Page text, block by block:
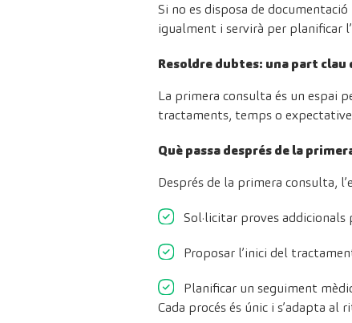
Si no es disposa de
igualment i servirà per planificar
Resoldre dubtes: una part
La primera consulta és un espai
tractaments, temps o
Què passa després de la
Després de la primera consulta,
Sol·licitar proves
Proposar l’inici del
Planificar un seguiment
Cada procés és únic i s’adapta